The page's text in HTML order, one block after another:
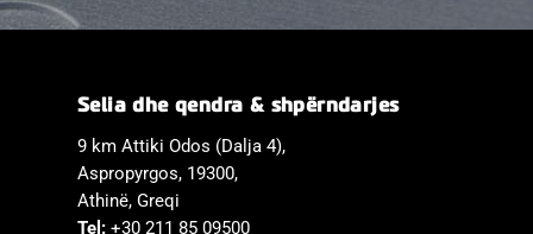
Selia dhe qendra & shpërndarjes
9 km Attiki Odos (Dalja 4),
Aspropyrgos, 19300,
Athinë, Greqi
Tel:+30 211 85 09500